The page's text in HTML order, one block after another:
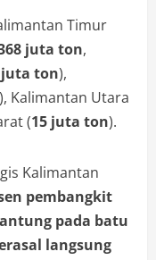
Timur
juta ton,
juta ton),
), Kalimantan Utara
(15 juta ton).
Kalimantan
pembangkit
pada batu
langsung